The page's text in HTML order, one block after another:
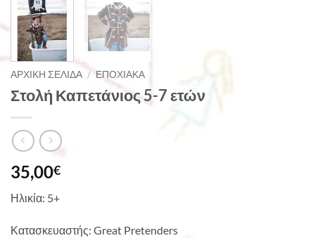
ΑΡΧΙΚΉ ΣΕΛΊΔΑ / ΕΠΟΧΙΑΚΆ
Στολή Καπετάνιος 5-7 ετών
35,00€
Ηλικία: 5+
Κατασκευαστής: Great Pretenders